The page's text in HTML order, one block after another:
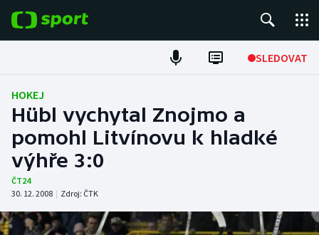
SLEDOVAT
Fotbal
Hokej
Tenis
Atletika
Cyklistika
HOKEJ
Hübl vychytal Znojmo a
pomohl Litvínovu k hladké
výhře 3:0
ČT24
30. 12. 2008 | Zdroj: ČTK